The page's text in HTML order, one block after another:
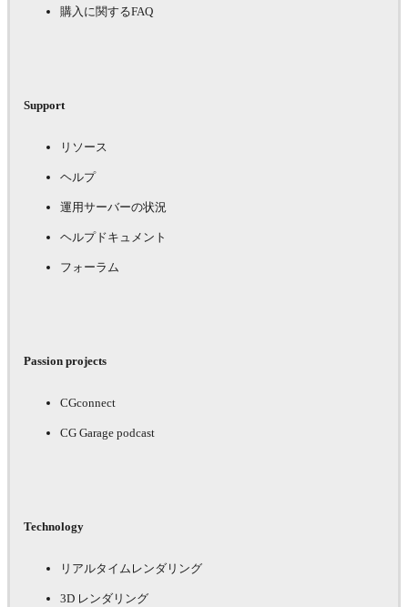
購入に関するFAQ
Support
リソース
ヘルプ
運用サーバーの状況
ヘルプドキュメント
フォーラム
Passion projects
CGconnect
CG Garage podcast
Technology
リアルタイムレンダリング
3D レンダリング